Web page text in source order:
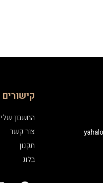
קישורים
החשבון שלי
צור קשר
תקנון
בלוג